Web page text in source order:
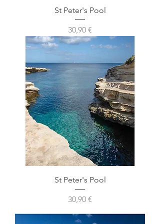
St Peter's Pool
Prix
30,90 €
St Peter's Pool
Prix
30,90 €